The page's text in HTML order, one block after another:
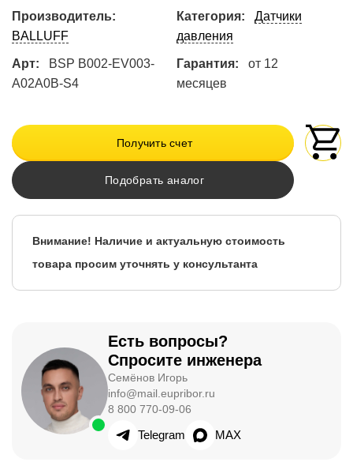
Производитель:
BALLUFF
Категория:
Датчики
давления
Арт:
BSP B002-EV003-
A02A0B-S4
Гарантия:
от 12
месяцев
Получить счет
Подобрать аналог
Внимание! Наличие и актуальную стоимость
товара просим уточнять у консультанта
Есть вопросы?
Спросите инженера
Семёнов Игорь
info@mail.eupribor.ru
8 800 770-09-06
Telegram MAX